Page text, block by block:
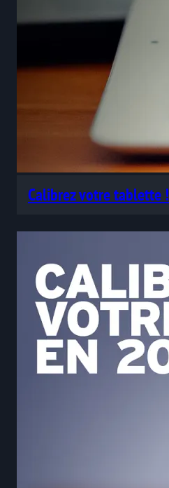
Calibrez votre tablette !